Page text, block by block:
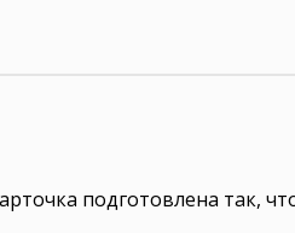
подготовлена так,